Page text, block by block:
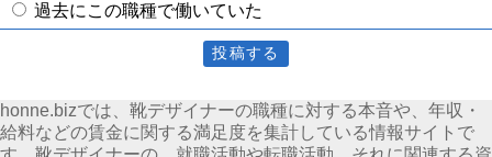
過去にこの職種で働いていた
honne.bizでは、靴デザイナーの職種に対する本音や、年収・
給料などの賃金に関する満足度を集計している情報サイトで